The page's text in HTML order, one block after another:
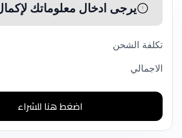
يرجى ادخال معلوماتك
تكلفة الشحن
الاجمالي
اضغط هنا للشراء